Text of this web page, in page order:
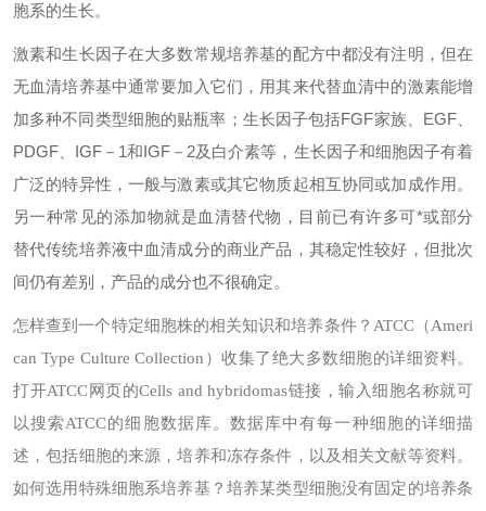
胞系的生长。
激素和生长因子在大多数常规培养基的配方中都没有注明，但在
无血清培养基中通常要加入它们，用其来代替血清中的激素能增
加多种不同类型细胞的贴瓶率；生长因子包括FGF家族、EGF、
PDGF、IGF－1和IGF－2及白介素等，生长因子和细胞因子有着
广泛的特异性，一般与激素或其它物质起相互协同或加成作用。
另一种常见的添加物就是血清替代物，目前已有许多可*或部分
替代传统培养液中血清成分的商业产品，其稳定性较好，但批次
间仍有差别，产品的成分也不很确定。
怎样查到一个特定细胞株的相关知识和培养条件？ ATCC（Ameri
can Type Culture Collection）收集了绝大多数细胞的详细资料。
打开ATCC网页的Cells and hybridomas链接，输入细胞名称就可
以搜索ATCC的细胞数据库。数据库中有每一种细胞的详细描
述，包括细胞的来源，培养和冻存条件，以及相关文献等资料。
如何选用特殊细胞系培养基？ 培养某类型细胞没有固定的培养条